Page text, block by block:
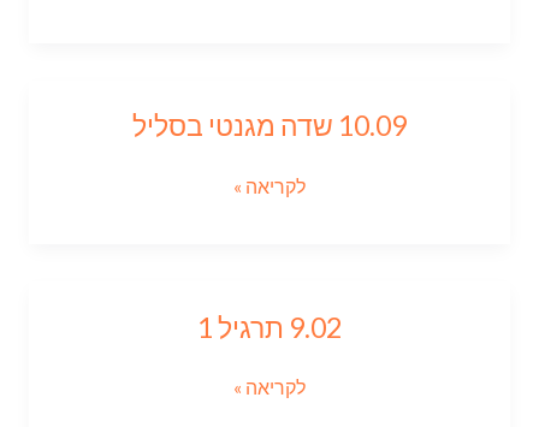
10.09 שדה מגנטי בסליל
10.09
מגנטי
לקריאה »
9.02 תרגיל 19.02
1
לקריאה »